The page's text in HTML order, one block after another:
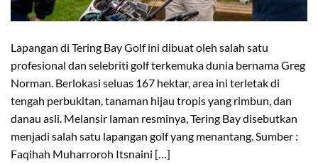
Lapangan di Tering Bay Golf ini dibuat oleh salah satu
profesional dan selebriti golf terkemuka dunia bernama Greg
Norman. Berlokasi seluas 167 hektar, area ini terletak di
tengah perbukitan, tanaman hijau tropis yang rimbun, dan
danau asli. Melansir laman resminya, Tering Bay disebutkan
menjadi salah satu lapangan golf yang menantang. Sumber :
Faqihah Muharroroh Itsnaini […]